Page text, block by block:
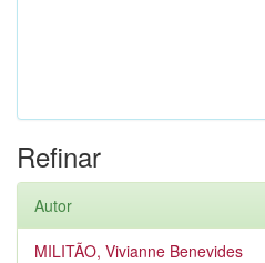
Refinar
Autor
MILITÃO, Vivianne Benevides